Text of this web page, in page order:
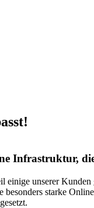
Infrastruktur,
einige unserer Kunden
besonders starke